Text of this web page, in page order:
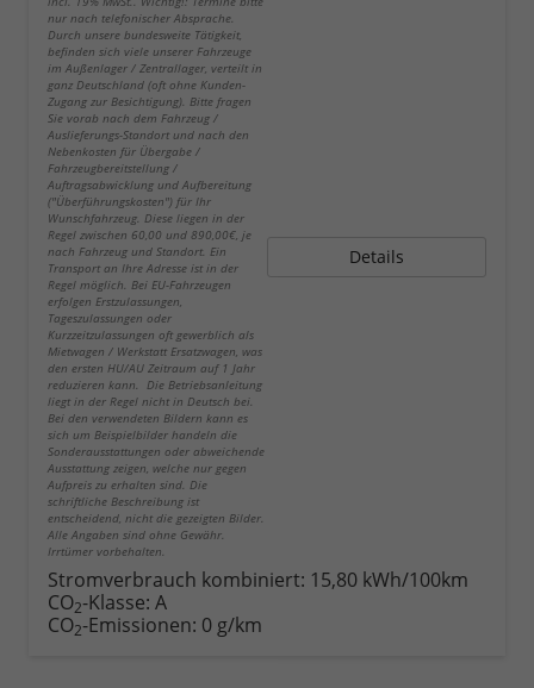
nur nach telefonischer Absprache.
Durch unsere bundesweite Tätigkeit,
befinden sich viele unserer Fahrzeuge
im Außenlager / Zentrallager, verteilt in
ganz Deutschland (oft ohne Kunden-
Zugang zur Besichtigung). Bitte fragen
Sie vorab nach dem Fahrzeug /
Auslieferungs-Standort und nach den
Nebenkosten für Übergabe /
Fahrzeugbereitstellung /
Auftragsabwicklung und Aufbereitung
("Überführungskosten") für Ihr
Wunschfahrzeug. Diese liegen in der
Regel zwischen 60,00 und 890,00€, je
nach Fahrzeug und Standort. Ein
Transport an Ihre Adresse ist in der
Regel möglich. Bei EU-Fahrzeugen
erfolgen Erstzulassungen,
Tageszulassungen oder
Kurzzeitzulassungen oft gewerblich als
Mietwagen / Werkstatt Ersatzwagen, was
den ersten HU/AU Zeitraum auf 1 Jahr
reduzieren kann. Die Betriebsanleitung
liegt in der Regel nicht in Deutsch bei.
Bei den verwendeten Bildern kann es
sich um Beispielbilder handeln die
Sonderausstattungen oder abweichende
Ausstattung zeigen, welche nur gegen
Aufpreis zu erhalten sind. Die
schriftliche Beschreibung ist
entscheidend, nicht die gezeigten Bilder.
Alle Angaben sind ohne Gewähr.
Irrtümer vorbehalten.
Details
Stromverbrauch kombiniert: 15,80 kWh/100km
CO2-Klasse: A
CO2-Emissionen: 0 g/km